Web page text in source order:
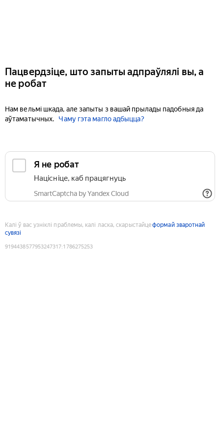
Пацвердзіце, што запыты адпраўлялі вы, а
не робат
Нам вельмі шкада, але запыты з вашай прылады падобныя да
аўтаматычных.
Чаму гэта магло адбыцца?
Я не робат
Націсніце, каб працягнуць
SmartCaptcha by Yandex Cloud
Калі ў вас узніклі праблемы, калі ласка, скарыстайцеформай зваротнай
сувязі
9194438577953247317:1786275253